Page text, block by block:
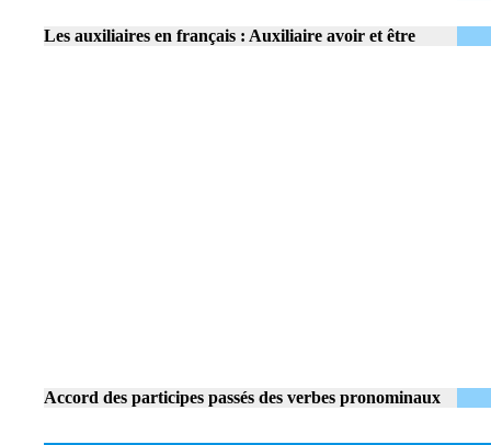
Les auxiliaires en français : Auxiliaire avoir et être
Accord des participes passés des verbes pronominaux